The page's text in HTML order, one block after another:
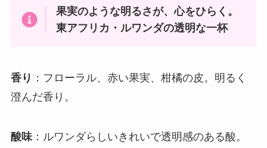
果実のような明るさが、心をひらく。
東アフリカ・ルワンダの透明な一杯
香り ：フローラル、赤い果実、柑橘の皮。明るく
澄んだ香り。
酸味：ルワンダらしいきれいで透明感のある酸。